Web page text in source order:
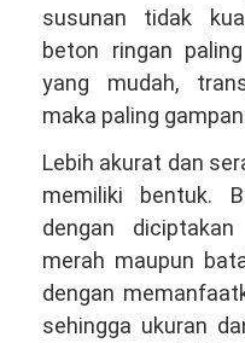
susunan tidak
beton ringan
yang mudah,
maka paling
Lebih akurat dan
memiliki bentuk.
dengan
merah maupun
dengan
sehingga ukuran